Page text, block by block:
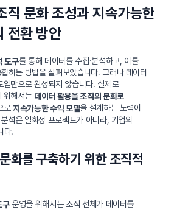
직 문화 조성과 지속가능한
전환 방안
도구를 통해 데이터를 수집·분석하고, 이를
하는 방법을 살펴보았습니다. 그러나 데이터
입만으로 완성되지 않습니다. 실제로
위해서는 데이터 활용을 조직의 문화로
로지속가능한 수익 모델을 설계하는 노력이
석은 일회성 프로젝트가 아니라, 기업의
다.
화를 구축하기 위한 조직적
구운영을 위해서는 조직 전체가 데이터를